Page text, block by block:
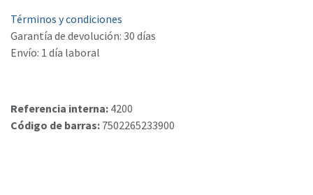
Términos y condiciones
Garantía de devolución: 30 días
Envío: 1 día laboral
Referencia interna: 4200
Código de barras: 7502265233900